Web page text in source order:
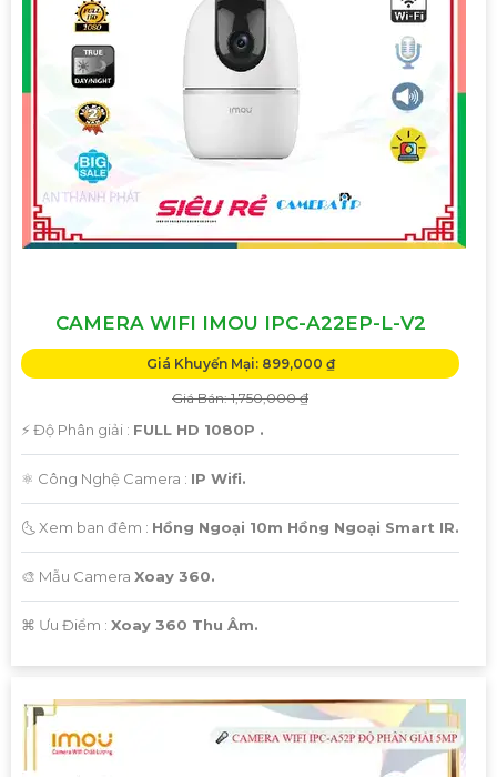
CAMERA WIFI IMOU IPC-A22EP-L-V2
Giá Khuyến Mại: 899,000 ₫
Giá Bán: 1,750,000 ₫
️⚡ Độ Phân giải : FULL HD 1080P .
⚛️ Công Nghệ Camera : IP Wifi.
🌜 Xem ban đêm : Hồng Ngoại 10m Hồng Ngoại Smart IR.
🎨 Mẫu Camera Xoay 360.
️⌘ Ưu Điểm : Xoay 360 Thu Âm.